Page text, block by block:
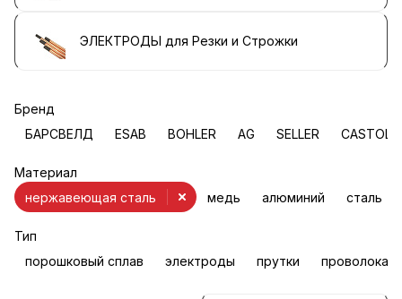
ЭЛЕКТРОДЫ для Резки и Строжки
Бренд
БАРСВЕЛД
ESAB BOHLER AG SELLER CASTOLIN
Материал
медь
алюминий
нержавеющая сталь сталь
Тип
порошковый сплав
электроды прутки проволока